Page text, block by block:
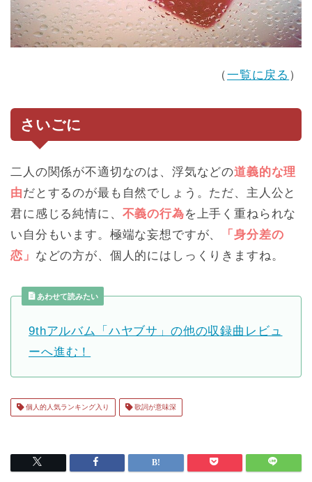
（一覧に戻る ）
さいごに
二人の関係が不適切なのは、浮気などの道義的な理
由だとするのが最も自然でしょう。ただ、主人公と
君に感じる純情に、 不義の行為を上手く重ねられな
い自分もいます。極端な妄想ですが、
「身分差の
恋」 などの方が、個人的にはしっくりきますね。
あわせて読みたい
9thアルバム「ハヤブサ」の他の収録曲レビュ
ーへ進む！
個人的人気ランキング入り 歌詞が意味深